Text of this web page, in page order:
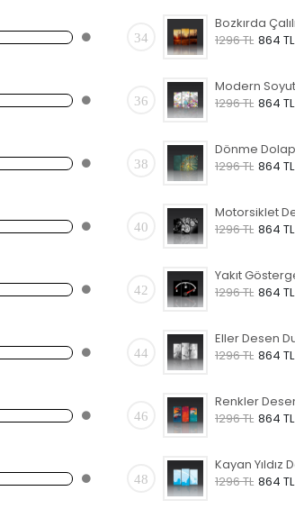
34
1296 TL 864 TL
36
1296 TL 864 TL
38
1296 TL 864 TL
40
1296 TL 864 TL
42
1296 TL 864 TL
44
1296 TL 864 TL
46
1296 TL 864 TL
48
1296 TL 864 TL